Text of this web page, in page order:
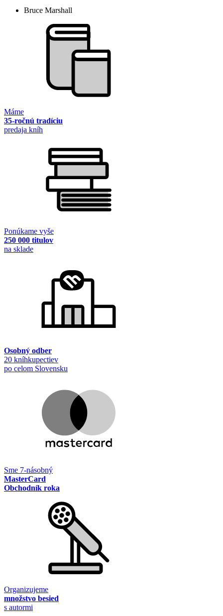
Bruce Marshall
Máme
35-ročnú tradíciu
predaja kníh
Ponúkame vyše
250 000 titulov
na sklade
Osobný odber
20 kníhkupectiev
po celom Slovensku
Sme 7-násobný
MasterCard
Obchodník roka
Organizujeme
množstvo besied
s autormi